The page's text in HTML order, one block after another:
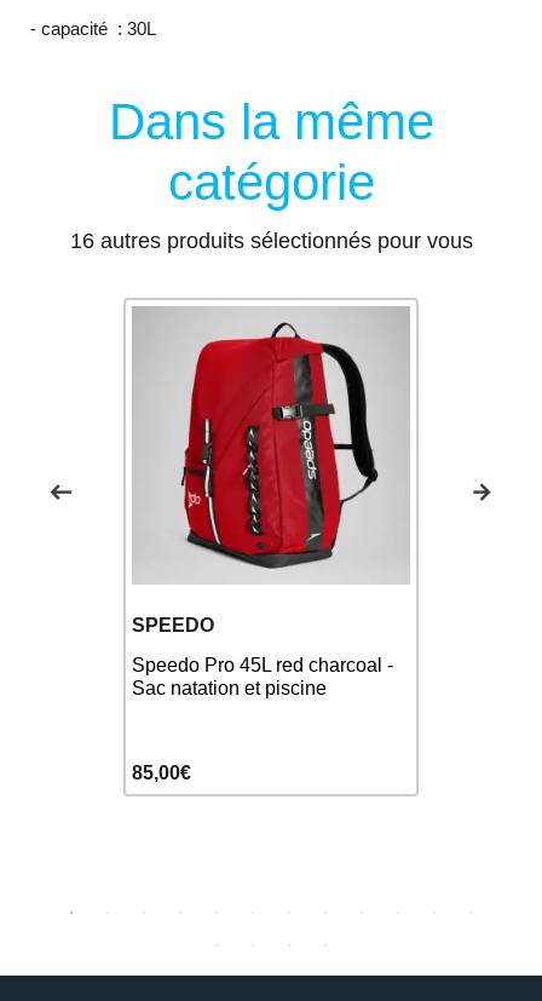
- capacité : 30L
Dans la même
catégorie
16 autres produits sélectionnés pour vous
SPEEDO
Speedo Pro 45L red charcoal -
Sac natation et piscine
85,00€